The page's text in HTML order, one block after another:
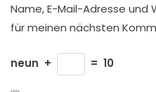
Name, E-Mail-Adresse und
für meinen nächsten
neun + = 10